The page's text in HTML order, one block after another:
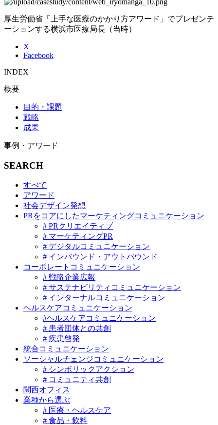
厚生労働省「上手な医療のかかり方アワード」でプレゼンテ
ーションする横浜市医療局長（当時）
X
Facebook
INDEX
概要
目的・課題
戦略
成果
事例・アワード
SEARCH
すべて
アワード
社会デザイン発想
PRをコアにしたマーケティングコミュニケーション
# PRクリエイティブ
# マーケティングPR
# デジタルコミュニケーション
# インバウンド・アウトバウンド
コーポレートコミュニケーション
# 戦略企業広報
# サステナビリティコミュニケーション
# インターナルコミュニケーション
ヘルスケアコミュニケーション
#ヘルスケアコミュニケーション
# 患者団体との共創
# 疾患啓発
統合コミュニケーション
ソーシャルチェンジコミュニケーション
# シンボリックアクション
# コミュニティ共創
関西オフィス
業種から選ぶ
# 医療・ヘルスケア
# 食品・飲料